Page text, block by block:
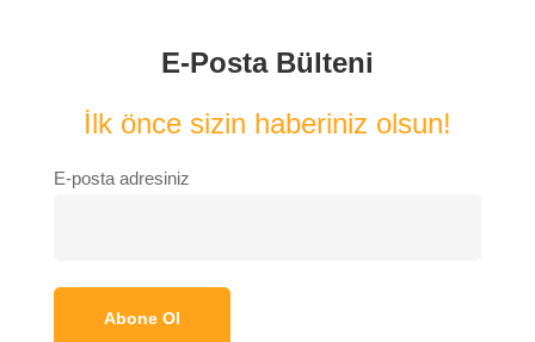
E-Posta Bülteni
İlk önce sizin haberiniz olsun!
E-posta adresiniz